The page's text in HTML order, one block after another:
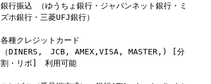
銀行振込 （ゆうちょ銀行・ジャパンネット銀行・ミ
ズホ銀行・三菱UFJ銀行）
各種クレジットカード
（DINERS, JCB, AMEX,VISA, MASTER,) [分
割・リボ] 利用可能